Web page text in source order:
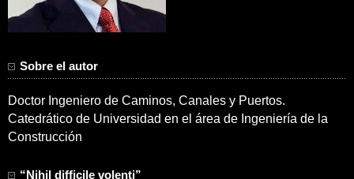
Sobre el autor
Doctor Ingeniero de Caminos, Canales y Puertos.
Catedrático de Universidad en el área de Ingeniería de la
Construcción
“Nihil difficile volenti”